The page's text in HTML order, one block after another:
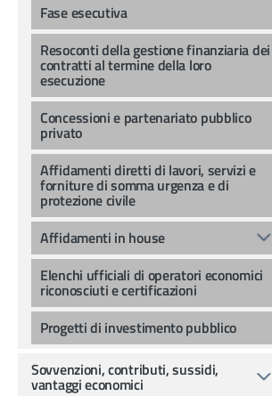
Fase esecutiva
Resoconti della gestione finanziaria dei
contratti al termine della loro
esecuzione
Concessioni e partenariato pubblico
privato
Affidamenti diretti di lavori, servizi e
forniture di somma urgenza e di
protezione civile
Affidamenti in house
Elenchi ufficiali di operatori economici
riconosciuti e certificazioni
Progetti di investimento pubblico
Sovvenzioni, contributi, sussidi,
vantaggi economici